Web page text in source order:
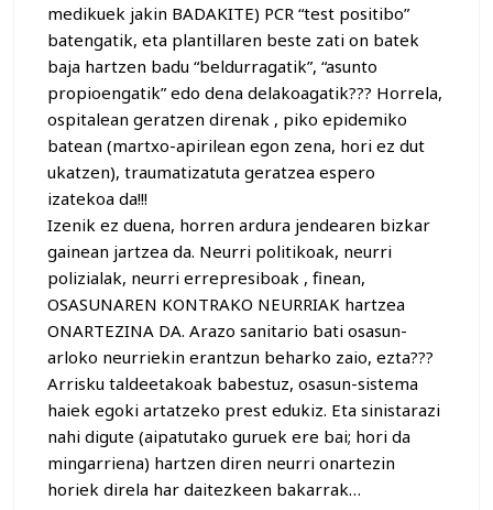
medikuek jakin BADAKITE) PCR “test positibo”
batengatik, eta plantillaren beste zati on batek
baja hartzen badu “beldurragatik”, “asunto
propioengatik” edo dena delakoagatik??? Horrela,
ospitalean geratzen direnak , piko epidemiko
batean (martxo-apirilean egon zena, hori ez dut
ukatzen), traumatizatuta geratzea espero
izatekoa da!!!
Izenik ez duena, horren ardura jendearen bizkar
gainean jartzea da. Neurri politikoak, neurri
polizialak, neurri errepresiboak , finean,
OSASUNAREN KONTRAKO NEURRIAK hartzea
ONARTEZINA DA. Arazo sanitario bati osasun-
arloko neurriekin erantzun beharko zaio, ezta???
Arrisku taldeetakoak babestuz, osasun-sistema
haiek egoki artatzeko prest edukiz. Eta sinistarazi
nahi digute (aipatutako guruek ere bai; hori da
mingarriena) hartzen diren neurri onartezin
horiek direla har daitezkeen bakarrak…